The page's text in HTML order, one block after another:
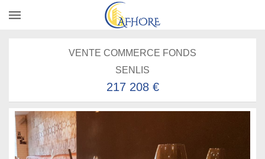
VENTE COMMERCE FONDS
SENLIS
217 208 €